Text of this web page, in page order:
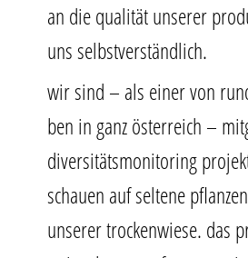
an die qua­li­tät unse­rer
uns selbstverständlich.
wir sind – als einer von
ben in ganz öster­reich –
diver­si­täts­mo­ni­to­ring
schau­en auf sel­te­ne
unse­rer tro­cken­wie­se. das